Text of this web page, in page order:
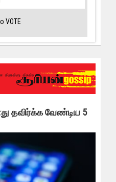
VOTE
தவிர்க்க வேண்டிய 5